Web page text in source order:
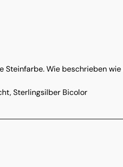
Steinfarbe. Wie beschrieben
Sterlingsilber Bicolor